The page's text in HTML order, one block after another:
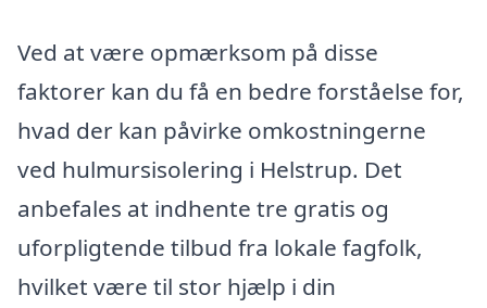
Ved at være opmærksom på disse
faktorer kan du få en bedre forståelse for,
hvad der kan påvirke omkostningerne
ved hulmursisolering i Helstrup. Det
anbefales at indhente tre gratis og
uforpligtende tilbud fra lokale fagfolk,
hvilket være til stor hjælp i din